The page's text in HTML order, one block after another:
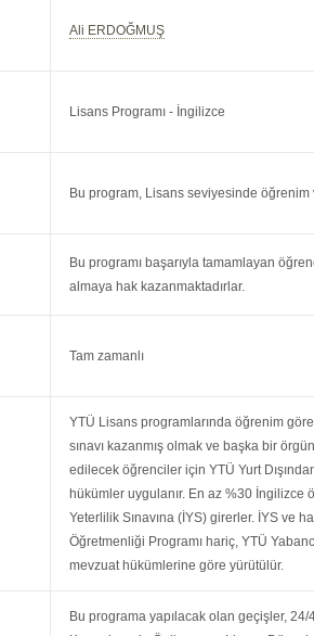
Ali ERDOĞMUŞ
Lisans Programı - İngilizce
Bu program, Lisans seviyesinde öğrenim
Bu programı başarıyla tamamlayan
almaya hak kazanmaktadırlar.
Tam zamanlı
YTÜ Lisans programlarında öğrenim
sınavı kazanmış olmak ve başka bir
edilecek öğrenciler için YTÜ Yurt
hükümler uygulanır. En az %30 İngilizce
Yeterlilik Sınavına (İYS) girerler. İYS ve
Öğretmenliği Programı hariç, YTÜ
mevzuat hükümlerine göre yürütülür.
Bu programa yapılacak olan geçişler,